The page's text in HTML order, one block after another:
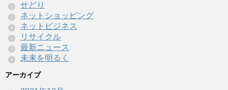
せどり
ネットショッピング
ネットビジネス
リサイクル
最新ニュース
未来を明るく
アーカイブ